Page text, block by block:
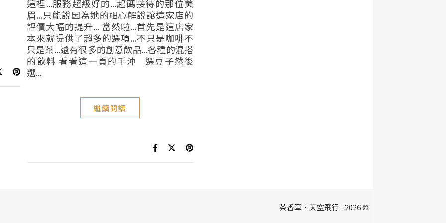
這裡...服務超級好的...起碼接待的那位美
眉...只能說因為她的細心解說讓這家店的
評價大幅的提升... 當然啦...首先是這店家
本來就提供了超多的選項...不只是咖啡不
只是茶...還有很多的創意飲品...各種的混搭
的飲料 看看這一頁的手沖 選豆子然後
選...
繼續閱讀
茶香草．天空飛行 - 2026 ©